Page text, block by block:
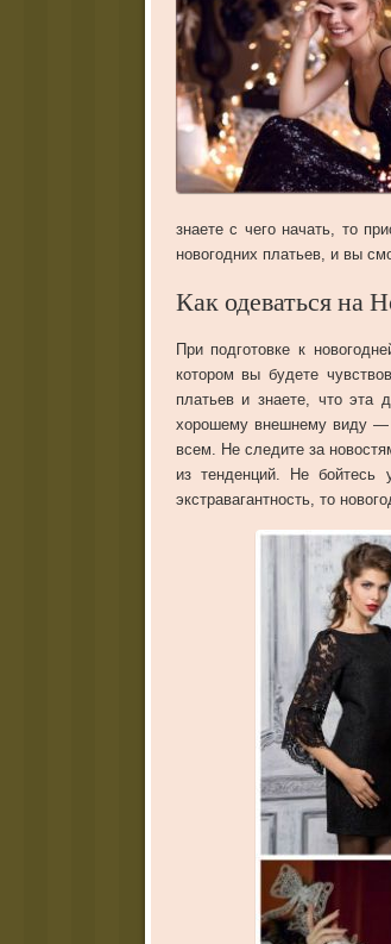
знаете с чего начать, то
новогодних платьев, и вы
Как одеваться на
При подготовке к
котором вы будете
платьев и знаете, что эта
хорошему внешнему виду —
всем. Не следите за
из тенденций. Не
экстравагантность, то